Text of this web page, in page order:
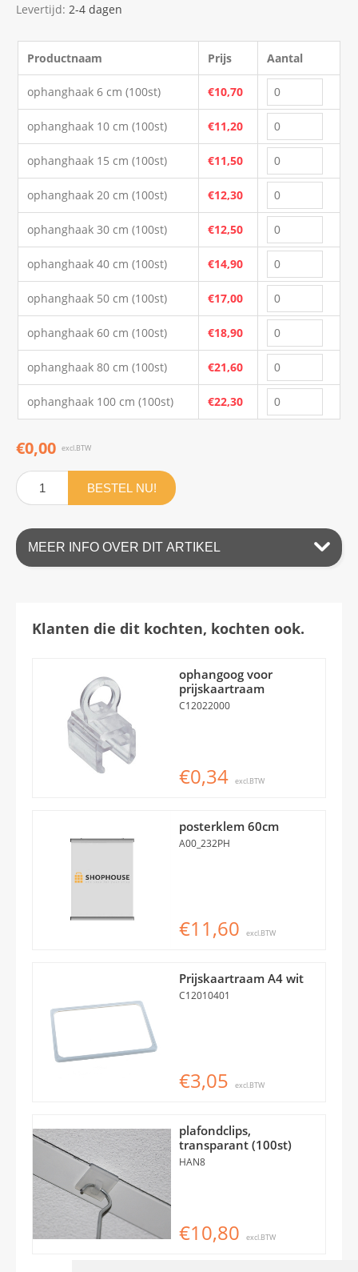
Levertijd: 2-4 dagen
Productnaam Prijs Aantal
ophanghaak 6 cm (100st) €10,70
ophanghaak 10 cm (100st) €11,20
ophanghaak 15 cm (100st) €11,50
ophanghaak 20 cm (100st) €12,30
ophanghaak 30 cm (100st) €12,50
ophanghaak 40 cm (100st) €14,90
ophanghaak 50 cm (100st) €17,00
ophanghaak 60 cm (100st) €18,90
ophanghaak 80 cm (100st) €21,60
ophanghaak 100 cm (100st) €22,30
€0,00 excl.BTW
BESTEL NU!
MEER INFO OVER DIT ARTIKEL
Klanten die dit kochten, kochten ook.
ophangoog voor
prijskaartraam
C12022000
€0,34 excl.BTW
posterklem 60cm
A00_232PH
€11,60 excl.BTW
Prijskaartraam A4 wit
C12010401
€3,05 excl.BTW
plafondclips,
transparant (100st)
HAN8
€10,80 excl.BTW